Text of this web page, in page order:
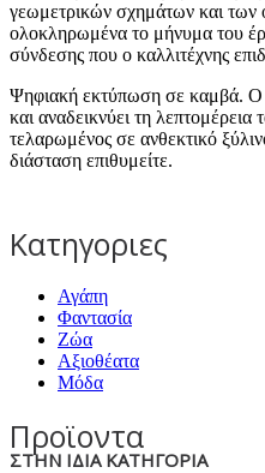
γεωμετρικών σχημάτων και των
ολοκληρωμένα το μήνυμα του
σύνδεσης που ο καλλιτέχνης
Ψηφιακή εκτύπωση σε καμβά. Ο
και αναδεικνύει τη λεπτομέρεια
τελαρωμένος σε ανθεκτικό
διάσταση επιθυμείτε.
Κατηγοριες
Αγάπη
Φαντασία
Ζώα
Αξιοθέατα
Μόδα
Προϊοντα
ΣΤΗΝ ΙΔΙΑ ΚΑΤΗΓΟΡΙΑ